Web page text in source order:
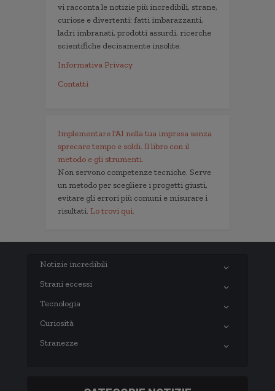
vi racconta le notizie più incredibili, strane,
curiose e divertenti: fatti imbarazzanti,
ladri imbranati, prodotti assurdi, ricerche
scientifiche decisamente insolite.
Informativa Privacy
Contatti
Implementare l'AI nella tua impresa senza
sprecare tempo e soldi. Il libro con il
metodo e gli strumenti.
Non servono competenze tecniche. Serve
un metodo per scegliere i progetti giusti,
evitare gli errori più comuni e misurare i
risultati. Lo trovi qui.
Notizie incredibili
Strani eccessi
Tecnologia
Curiosità
Stranezze